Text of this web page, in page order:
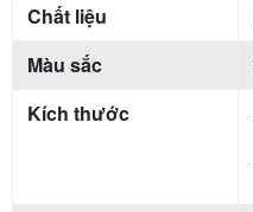
Chất liệu
Màu sắc
Kích thước